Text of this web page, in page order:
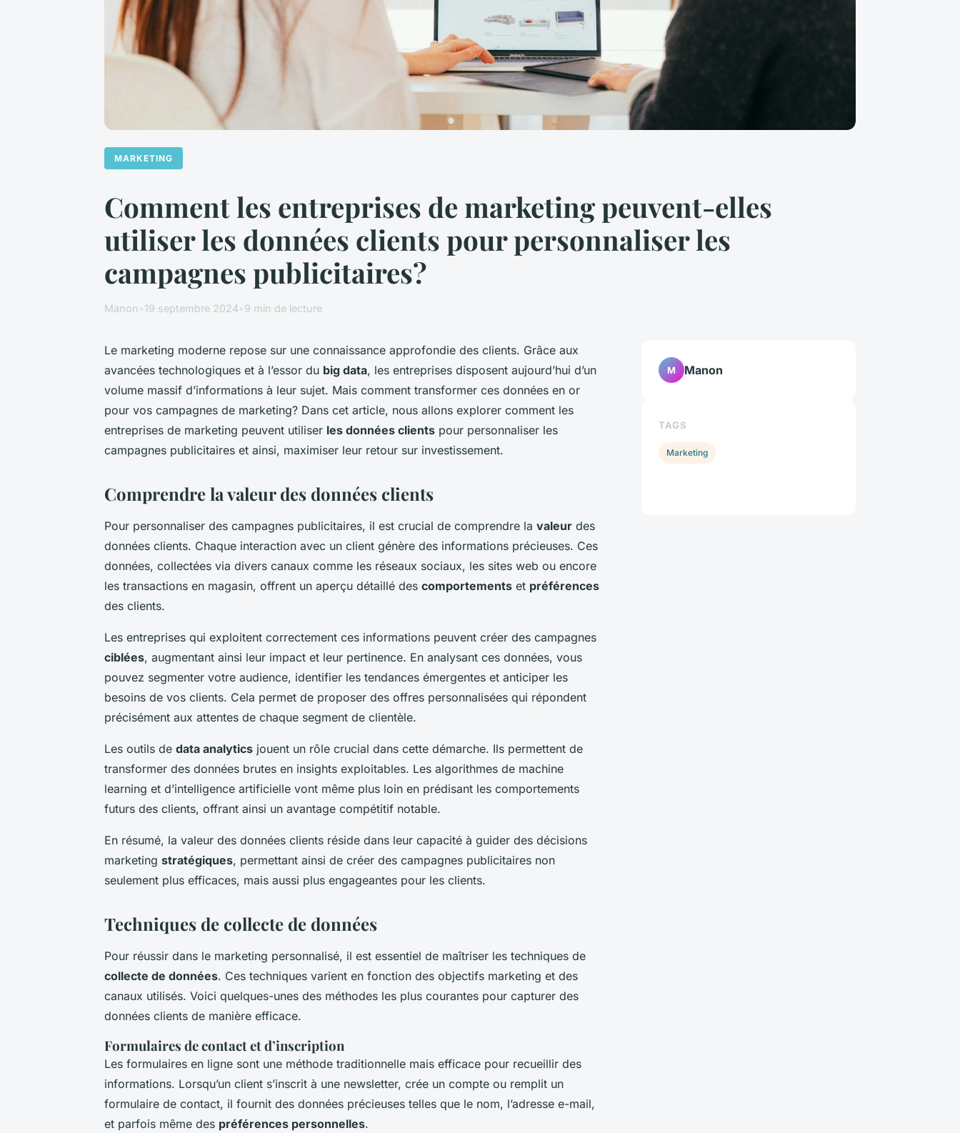
MARKETING
Comment les entreprises de marketing peuvent-elles
utiliser les données clients pour personnaliser les
campagnes publicitaires?
Manon •19 septembre 2024•9 min de lecture
Le marketing moderne repose sur une connaissance approfondie des clients. Grâce aux
avancées technologiques et à l’essor du big data, les entreprises disposent aujourd’hui d’un
volume massif d’informations à leur sujet. Mais comment transformer ces données en or
pour vos campagnes de marketing? Dans cet article, nous allons explorer comment les
entreprises de marketing peuvent utiliser les données clients pour personnaliser les
campagnes publicitaires et ainsi, maximiser leur retour sur investissement.
Comprendre la valeur des données clients
Pour personnaliser des campagnes publicitaires, il est crucial de comprendre la valeur des
données clients. Chaque interaction avec un client génère des informations précieuses. Ces
données, collectées via divers canaux comme les réseaux sociaux, les sites web ou encore
les transactions en magasin, offrent un aperçu détaillé des comportements et préférences
des clients.
Les entreprises qui exploitent correctement ces informations peuvent créer des campagnes
ciblées, augmentant ainsi leur impact et leur pertinence. En analysant ces données, vous
pouvez segmenter votre audience, identifier les tendances émergentes et anticiper les
besoins de vos clients. Cela permet de proposer des offres personnalisées qui répondent
précisément aux attentes de chaque segment de clientèle.
Les outils de data analytics jouent un rôle crucial dans cette démarche. Ils permettent de
transformer des données brutes en insights exploitables. Les algorithmes de machine
learning et d’intelligence artificielle vont même plus loin en prédisant les comportements
futurs des clients, offrant ainsi un avantage compétitif notable.
En résumé, la valeur des données clients réside dans leur capacité à guider des décisions
marketing stratégiques, permettant ainsi de créer des campagnes publicitaires non
seulement plus efficaces, mais aussi plus engageantes pour les clients.
Techniques de collecte de données
Pour réussir dans le marketing personnalisé, il est essentiel de maîtriser les techniques de
collecte de données. Ces techniques varient en fonction des objectifs marketing et des
canaux utilisés. Voici quelques-unes des méthodes les plus courantes pour capturer des
données clients de manière efficace.
Formulaires de contact et d’inscription
Les formulaires en ligne sont une méthode traditionnelle mais efficace pour recueillir des
informations. Lorsqu’un client s’inscrit à une newsletter, crée un compte ou remplit un
formulaire de contact, il fournit des données précieuses telles que le nom, l’adresse e-mail,
et parfois même des préférences personnelles.
M Manon
TAGS
Marketing